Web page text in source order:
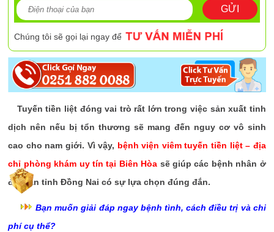
GỬI
Chúng tôi sẽ gọi lại ngay để
Tuyến tiền liệt đóng vai trò rất lớn trong việc sản xuất tinh
dịch nên nếu bị tổn thương sẽ mang đến nguy cơ vô sinh
cao cho nam giới. Vì vậy, bệnh viện viêm tuyến tiền liệt – địa
chỉ phòng khám uy tín tại Biên Hòa sẽ giúp các bệnh nhân ở
địa bàn tỉnh Đồng Nai có sự lựa chọn đúng đắn.
Bạn muốn giải đáp ngay bệnh tình, cách điều trị và chi
phí cụ thể?